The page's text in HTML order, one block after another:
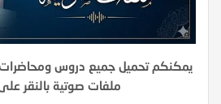
يمكنكم تحميل جميع دروس ومحاضرات
ملفات صوتية بالنقر على